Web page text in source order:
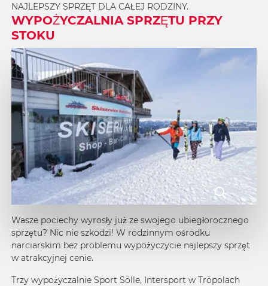
NAJLEPSZY SPRZĘT DLA CAŁEJ RODZINY.
WYPOŻYCZALNIA SPRZĘTU PRZY
STOKU
Wasze pociechy wyrosły już ze swojego ubiegłorocznego
sprzętu? Nic nie szkodzi! W rodzinnym ośrodku
narciarskim bez problemu wypożyczycie najlepszy sprzęt
w atrakcyjnej cenie.
Trzy wypożyczalnie Sport Sölle, Intersport w Tröpolach